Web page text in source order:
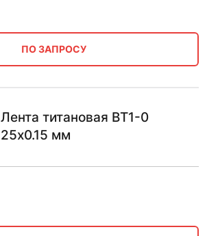
ПО ЗАПРОСУ
Лента титановая ВТ1-0
25х0.15 мм